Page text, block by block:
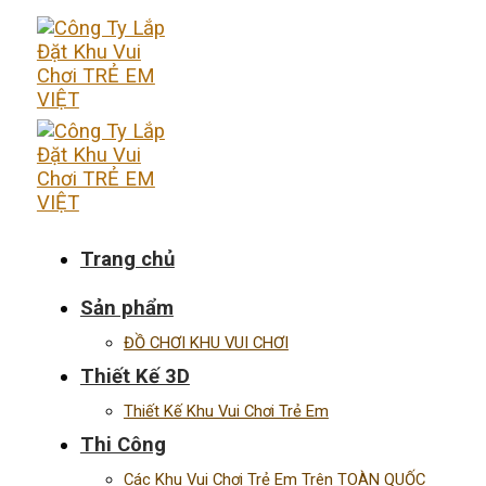
Skip
content
Trang chủ
Sản phẩm
ĐỒ CHƠI KHU VUI CHƠI
Thiết Kế 3D
Thiết Kế Khu Vui Chơi Trẻ Em
Thi Công
Các Khu Vui Chơi Trẻ Em Trên TOÀN QUỐC